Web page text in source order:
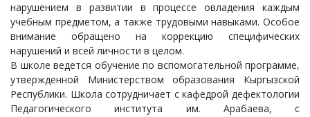
нарушением в развитии в процессе овладения каждым
учебным предметом, а также трудовыми навыками. Особое
внимание обращено на коррекцию специфических
нарушений и всей личности в целом.
В школе ведется обучение по вспомогательной программе,
утвержденной Министерством образования Кыргызской
Республики. Школа сотрудничает с кафедрой дефектологии
Педагогического института им. Арабаева, с